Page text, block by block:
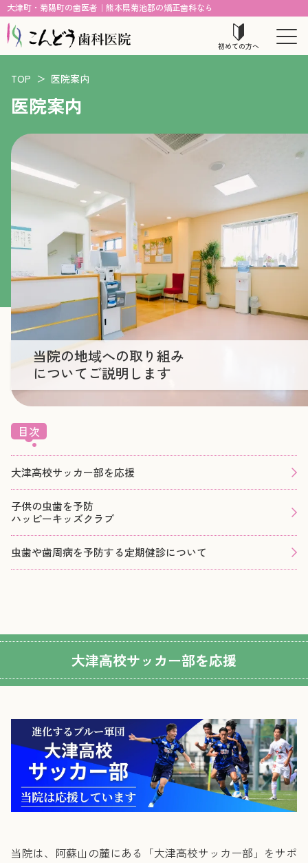
大津町・菊陽町の歯医者｜熊本県菊池郡の矯正歯科なら
初めての方へ
TOP ＞ 医院案内
医院案内
当院の地域への取り組み
についてご説明します
目次
大津高校サッカー部を応援
子供の虫歯を予防
ハッピーキッズクラブ
虫歯や歯周病を予防する定期健診について
大津高校サッカー部を応援
当院は、阿蘇山の麓にある「大津高校サッカー部」をサポ